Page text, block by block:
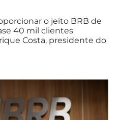
o jeito BRB de
40 mil clientes
Costa, presidente do